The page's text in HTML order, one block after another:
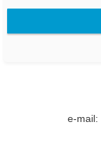
e-mail: